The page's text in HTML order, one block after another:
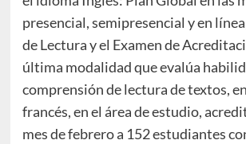
presencial, semipresencial y en
de Lectura y el Examen de
última modalidad que evalúa
comprensión de lectura de textos,
francés, en el área de estudio,
mes de febrero a 152 estudiantes